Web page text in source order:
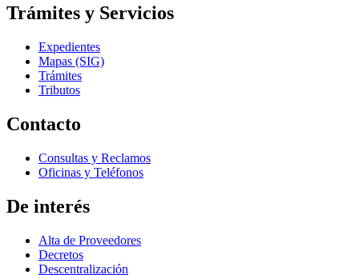
Trámites y Servicios
Expedientes
Mapas (SIG)
Trámites
Tributos
Contacto
Consultas y Reclamos
Oficinas y Teléfonos
De interés
Alta de Proveedores
Decretos
Descentralización